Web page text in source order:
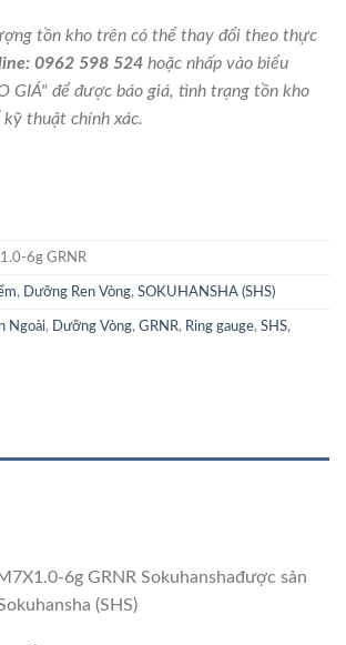
tồn kho trên có thể thay đổi theo thực
0962 598 524 hoặc nhấp vào biểu
GIÁ" để được báo giá, tình trạng tồn kho
thuật chính xác.
6g GRNR
, Dưỡng Ren Vòng, SOKUHANSHA (SHS)
Ngoài, Dưỡng Vòng, GRNR, Ring gauge, SHS,
6g GRNR Sokuhanshađược sản
(SHS)